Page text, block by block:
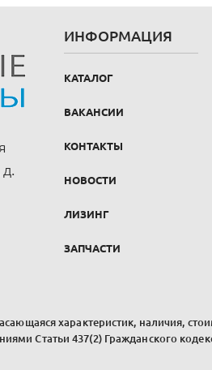
ИНФОРМАЦИЯ
КАТАЛОГ
ВАКАНСИИ
КОНТАКТЫ
НОВОСТИ
ЛИЗИНГ
ЗАПЧАСТИ
характеристик, наличия,
Статьи 437(2) Гражданского